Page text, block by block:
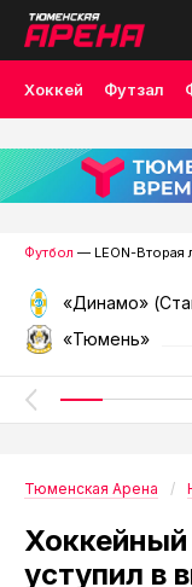
Хоккей Футзал
Лыжные гонки
Скалолазание
Футбол — LEON-Вторая
«Динамо»
«Тюмень»
Тюменская Арена
уступил в